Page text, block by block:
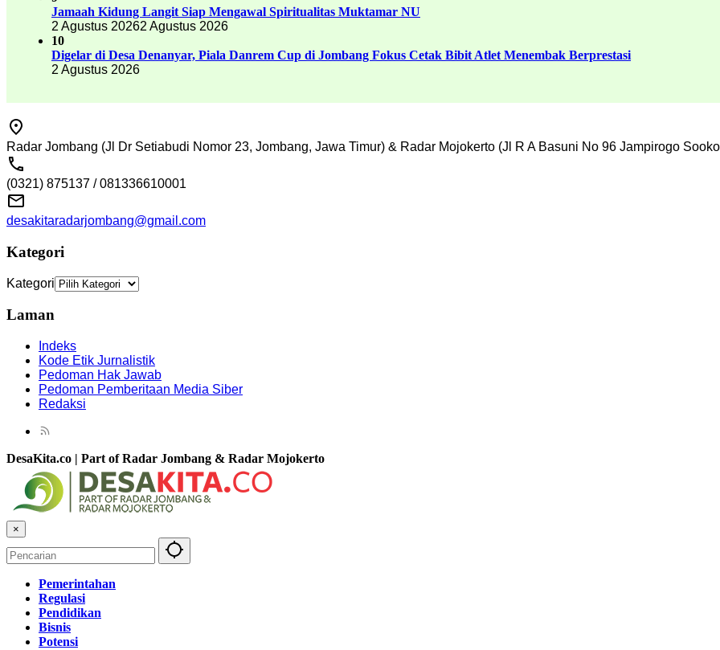
Jamaah Kidung Langit Siap Mengawal Spiritualitas Muktamar NU
2 Agustus 20262 Agustus 2026
10
Digelar di Desa Denanyar, Piala Danrem Cup di Jombang Fokus Cetak Bibit Atlet Menembak Berprestasi
2 Agustus 2026
Radar Jombang (Jl Dr Setiabudi Nomor 23, Jombang, Jawa Timur) & Radar Mojokerto (Jl R A Basuni No 96 Jampirogo
(0321) 875137 / 081336610001
desakitaradarjombang@gmail.com
Kategori
Kategori
Laman
Indeks
Kode Etik Jurnalistik
Pedoman Hak Jawab
Pedoman Pemberitaan Media Siber
Redaksi
DesaKita.co | Part of Radar Jombang & Radar Mojokerto
×
Pemerintahan
Regulasi
Pendidikan
Bisnis
Potensi